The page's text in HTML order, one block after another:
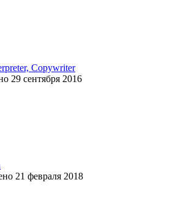
Copywriter
29 сентября 2016
21 февраля 2018